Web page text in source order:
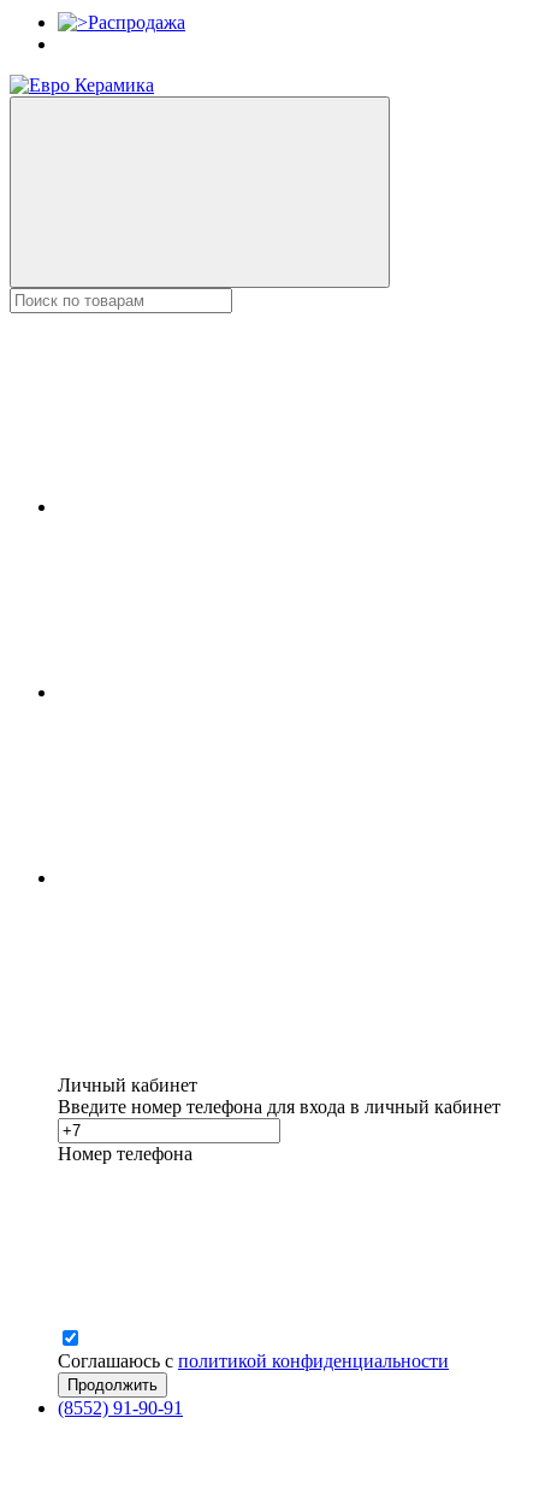
Распродажа
Личный кабинет
Введите номер телефона для входа в личный кабинет
Номер телефона
Соглашаюсь с политикой конфиденциальности
(8552) 91-90-91